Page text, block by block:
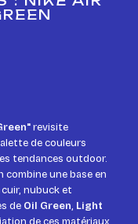
revisite
de couleurs
tendances outdoor.
combine une base en
nubuck et
de Oil Green, Light